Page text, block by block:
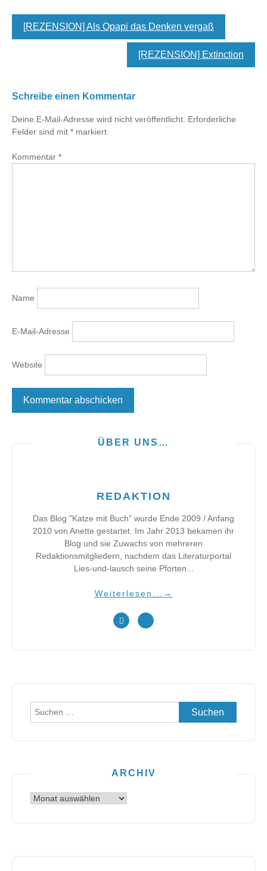
[REZENSION] Als Opapi das Denken vergaß
[REZENSION] Extinction
Schreibe einen Kommentar
Deine E-Mail-Adresse wird nicht veröffentlicht. Erforderliche
Felder sind mit * markiert
Kommentar *
Name
E-Mail-Adresse
Website
ÜBER UNS…
REDAKTION
Das Blog "Katze mit Buch" wurde Ende 2009 / Anfang
2010 von Anette gestartet. Im Jahr 2013 bekamen ihr
Blog und sie Zuwachs von mehreren
Redaktionsmitgliedern, nachdem das Literaturportal
Lies-und-lausch seine Pforten...
Weiterlesen... →
Suchen
nach:
ARCHIV
Archiv